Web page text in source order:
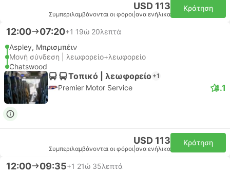
USD 113
Συμπεριλαμβάνονται οι φόροι ανα ενήλικα
Κράτηση
12:00 07:20+1 19ώ 20λεπτά
Aspley, Μπρισμπέιν
Μονή σύνδεση | λεωφορείο+λεωφορείο
Chatswood
Τοπικό | λεωφορείο +1
Premier Motor Service 4.1
USD 113
Συμπεριλαμβάνονται οι φόροι ανα ενήλικα
Κράτηση
12:00 09:35+1 21ώ 35λεπτά